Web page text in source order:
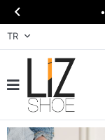
 •
TR